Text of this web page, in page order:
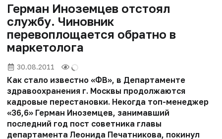
Герман Иноземцев отстоял
службу. Чиновник
перевоплощается обратно в
маркетолога
30.08.2011
Как стало известно «ФВ», в Департаменте
здравоохранения г. Москвы продолжаются
кадровые перестановки. Некогда топ-менеджер
«36,6» Герман Иноземцев, занимавший
последний год пост советника главы
департамента Леонида Печатникова, покинул